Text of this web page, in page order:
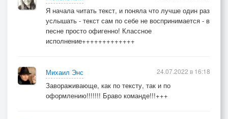
Я начала читать текст, и поняла что лучше один раз
услышать - текст сам по себе не воспринимается - в
песне просто офигенно! Классное
исполнение+++++++++++++
Михаил Энс
Завораживающе, как по тексту, так и по
оформлению!!!!!!! Браво команде!!!+++
24.07.2022 в 16:18